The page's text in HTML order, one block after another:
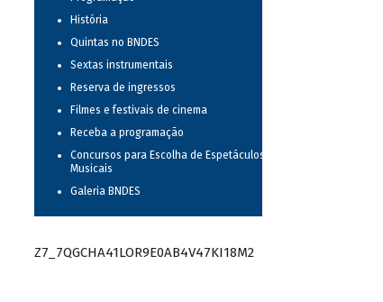
História
Quintas no BNDES
Sextas instrumentais
Reserva de ingressos
Filmes e festivais de cinema
Receba a programação
Concursos para Escolha de Espetáculos
Musicais
Galeria BNDES
Z7_7QGCHA41LOR9E0AB4V47KI18M2